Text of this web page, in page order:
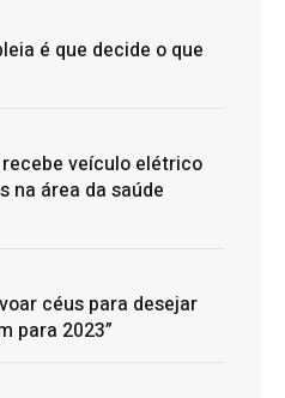
é que decide o que
veículo elétrico
na área da saúde
céus para desejar
para 2023”